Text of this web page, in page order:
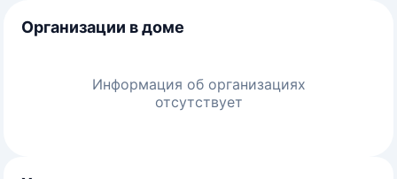
Организации в доме
Информация об организациях
отсутствует